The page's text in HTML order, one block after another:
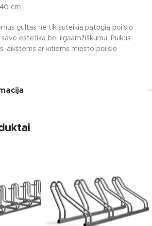
cm
gultas ne tik suteikia patogią poilsio
estetika bei ilgaamžiškumu. Puikus
aikštėms ar kitiems miesto poilsio